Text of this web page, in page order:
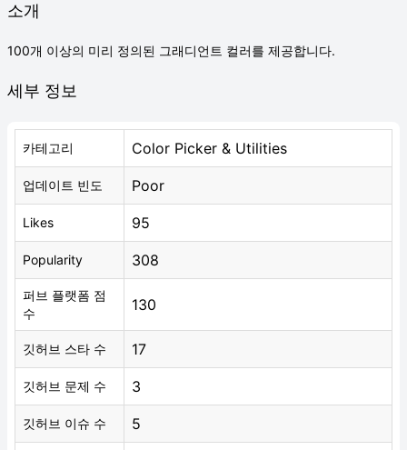
소개
100개 이상의 미리 정의된 그래디언트 컬러를 제공합니다.
세부 정보
카테고리 Color Picker & Utilities
업데이트 빈도 Poor
Likes 95
Popularity 308
퍼브 플랫폼 점
수
130
깃허브 스타 수 17
깃허브 문제 수 3
깃허브 이슈 수 5